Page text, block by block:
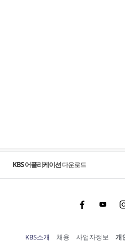
KBS 어플리케이션다운로드
FacebookYoutube
KBS소개 채용 사업자정보 개